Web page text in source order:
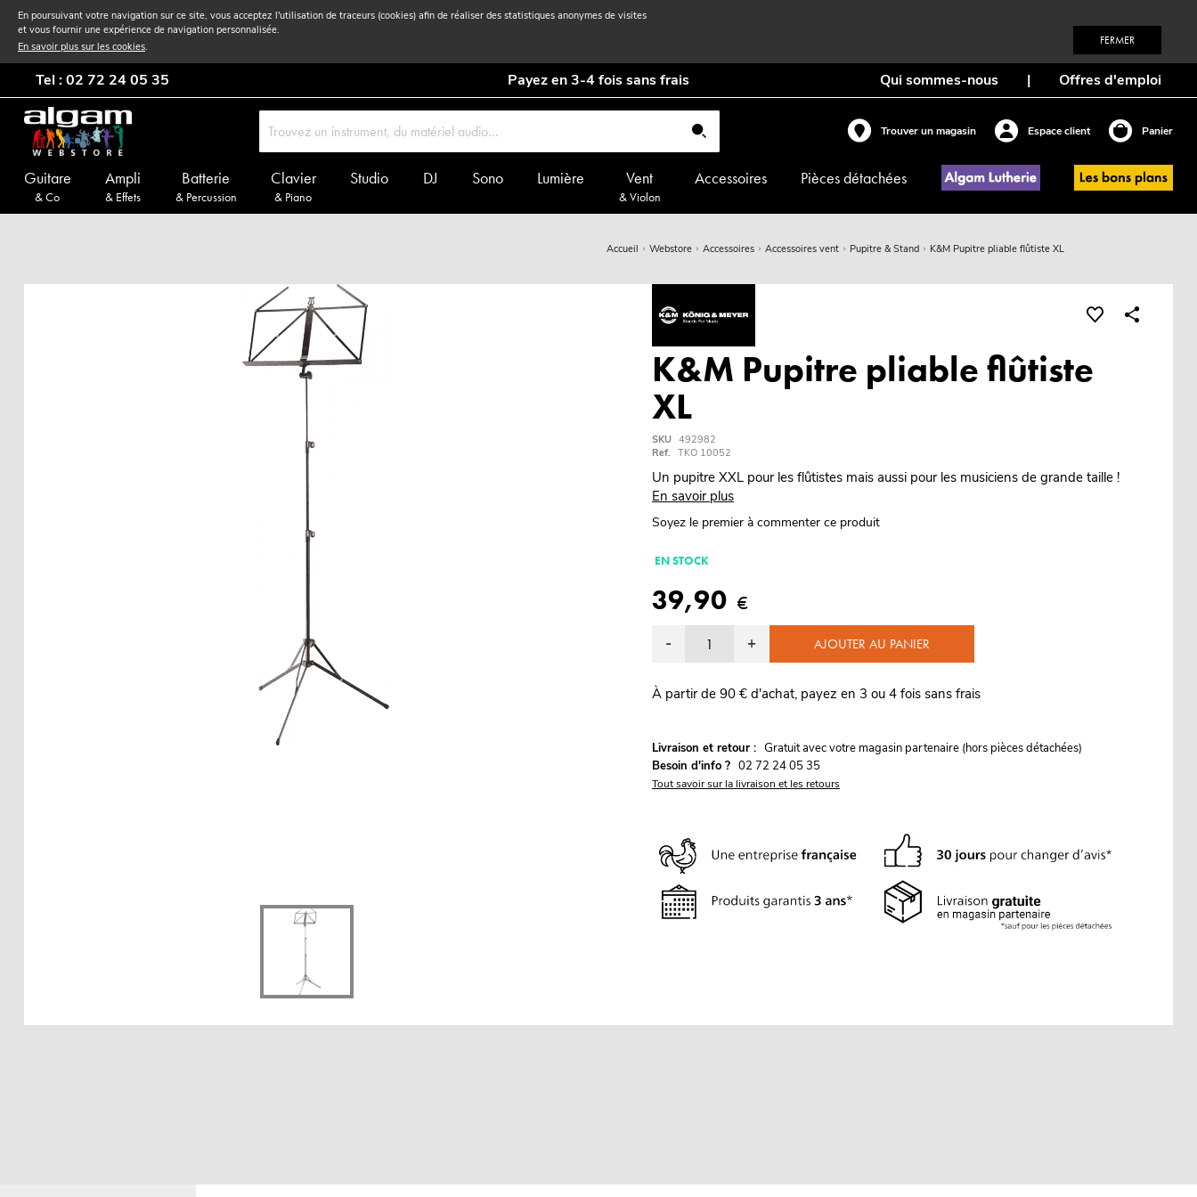
En poursuivant votre navigation sur ce site, vous acceptez l'utilisation de traceurs (cookies) afin de réaliser des statistiques anonymes de visites
et vous fournir une expérience de navigation personnalisée.
En savoir plus sur les cookies. FERMER
Tel : 02 72 24 05 35 Payez en 3-4 fois sans frais Qui sommes-nous | Offres d'emploi
Trouver un magasin Espace client Panier
Guitare
& Co
Ampli
& Effets
Batterie
& Percussion
Clavier
& Piano
Studio DJ Sono Lumière Vent
& Violon
Accessoires Pièces détachées
Accueil Webstore Accessoires Accessoires vent Pupitre & Stand K&M Pupitre pliable flûtiste XL
K&M Pupitre pliable flûtiste
XL
SKU 492982
Ref. TKO 10052
Un pupitre XXL pour les flûtistes mais aussi pour les musiciens de grande taille !
En savoir plus
Soyez le premier à commenter ce produit
EN STOCK
39,90 €
- + AJOUTER AU PANIER
À partir de 90 € d'achat, payez en 3 ou 4 fois sans frais
Livraison et retour : Gratuit avec votre magasin partenaire (hors pièces détachées)
Besoin d'info ? 02 72 24 05 35
Tout savoir sur la livraison et les retours